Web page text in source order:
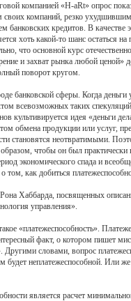
компанией «H-aRt» опрос
компаний, резко
кредитов. В качестве
хоть какой-то шанс остаться
что основной курс
и захват рынка любой ценой»
поворот кругом.
банковской сферы. Когда деньги
всевозможных таких
культивируется идея «деньги
обмена продукции или услуг,
становятся неотвратимыми.
чтобы он был
экономического спада и
как добиться
Хаббарда, посвященных
управления».
«платежеспособность».
факт, о котором пишет
Другими словами, вопрос
неплатежеспособной. Или
является расчет